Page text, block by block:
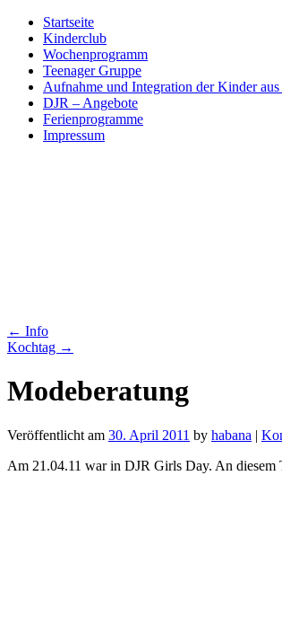
Skip
content
Startseite
Kinderclub
Wochenprogramm
Teenager Gruppe
Aufnahme und Integration der Kinder
DJR – Angebote
Ferienprogramme
Impressum
← Info
Kochtag →
Modeberatung
Veröffentlicht am 30. April 2011 by habana |
Am 21.04.11 war in DJR Girls Day. An diesem